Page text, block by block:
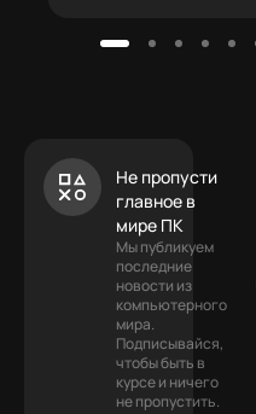
Не пропусти
главное в
мире ПК
Мы публикуем
последние
новости из
компьютерного
мира.
Подписывайся,
чтобы быть в
курсе и ничего
не пропустить.